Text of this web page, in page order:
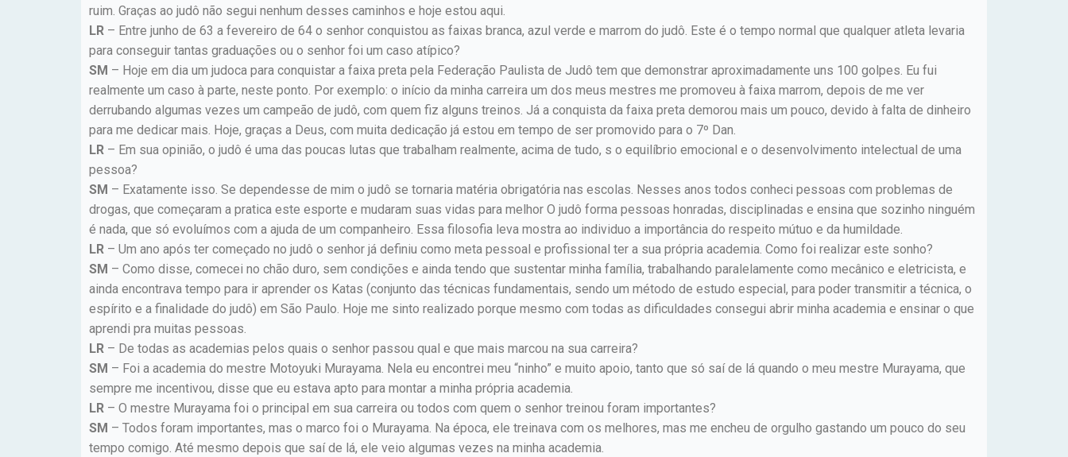
ruim. Graças ao judô não segui nenhum desses caminhos e hoje estou aqui.
LR – Entre junho de 63 a fevereiro de 64 o senhor conquistou as faixas branca, azul verde e marrom do judô. Este é o tempo normal que qualquer atleta levaria
para conseguir tantas graduações ou o senhor foi um caso atípico?
SM – Hoje em dia um judoca para conquistar a faixa preta pela Federação Paulista de Judô tem que demonstrar aproximadamente uns 100 golpes. Eu fui
realmente um caso à parte, neste ponto. Por exemplo: o início da minha carreira um dos meus mestres me promoveu à faixa marrom, depois de me ver
derrubando algumas vezes um campeão de judô, com quem fiz alguns treinos. Já a conquista da faixa preta demorou mais um pouco, devido à falta de dinheiro
para me dedicar mais. Hoje, graças a Deus, com muita dedicação já estou em tempo de ser promovido para o 7º Dan.
LR – Em sua opinião, o judô é uma das poucas lutas que trabalham realmente, acima de tudo, s o equilíbrio emocional e o desenvolvimento intelectual de uma
pessoa?
SM – Exatamente isso. Se dependesse de mim o judô se tornaria matéria obrigatória nas escolas. Nesses anos todos conheci pessoas com problemas de
drogas, que começaram a pratica este esporte e mudaram suas vidas para melhor O judô forma pessoas honradas, disciplinadas e ensina que sozinho ninguém
é nada, que só evoluímos com a ajuda de um companheiro. Essa filosofia leva mostra ao individuo a importância do respeito mútuo e da humildade.
LR – Um ano após ter começado no judô o senhor já definiu como meta pessoal e profissional ter a sua própria academia. Como foi realizar este sonho?
SM – Como disse, comecei no chão duro, sem condições e ainda tendo que sustentar minha família, trabalhando paralelamente como mecânico e eletricista, e
ainda encontrava tempo para ir aprender os Katas (conjunto das técnicas fundamentais, sendo um método de estudo especial, para poder transmitir a técnica, o
espírito e a finalidade do judô) em São Paulo. Hoje me sinto realizado porque mesmo com todas as dificuldades consegui abrir minha academia e ensinar o que
aprendi pra muitas pessoas.
LR – De todas as academias pelos quais o senhor passou qual e que mais marcou na sua carreira?
SM – Foi a academia do mestre Motoyuki Murayama. Nela eu encontrei meu “ninho” e muito apoio, tanto que só saí de lá quando o meu mestre Murayama, que
sempre me incentivou, disse que eu estava apto para montar a minha própria academia.
LR – O mestre Murayama foi o principal em sua carreira ou todos com quem o senhor treinou foram importantes?
SM – Todos foram importantes, mas o marco foi o Murayama. Na época, ele treinava com os melhores, mas me encheu de orgulho gastando um pouco do seu
tempo comigo. Até mesmo depois que saí de lá, ele veio algumas vezes na minha academia.